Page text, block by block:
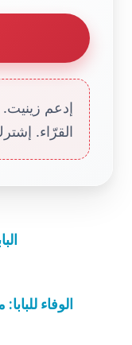
إدعم
القرّاء.
الوفاء